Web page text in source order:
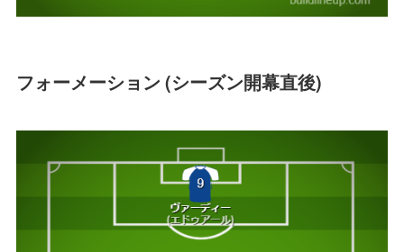
フォーメーション (シーズン開幕直後)